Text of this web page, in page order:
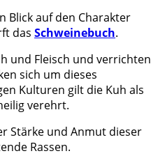
Blick auf den Charakter
das Schweinebuch.
und Fleisch und verrichten
sich um dieses
Kulturen gilt die Kuh als
verehrt.
Stärke und Anmut dieser
Rassen.